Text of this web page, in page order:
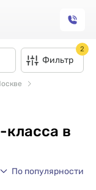
Фильтр
2
в
По популярности